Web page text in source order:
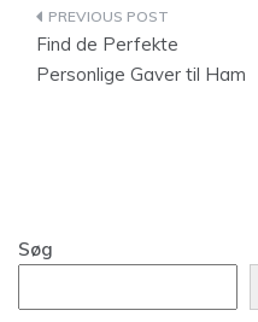
Find de Perfekte
Personlige Gaver til Ham
Søg